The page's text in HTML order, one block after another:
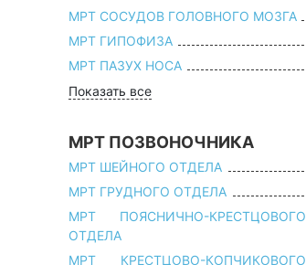
МРТ СОСУДОВ ГОЛОВНОГО МОЗГА
МРТ ГИПОФИЗА
МРТ ПАЗУХ НОСА
Показать все
МРТ ПОЗВОНОЧНИКА
МРТ ШЕЙНОГО ОТДЕЛА
МРТ ГРУДНОГО ОТДЕЛА
МРТ ПОЯСНИЧНО-КРЕСТЦОВОГО
ОТДЕЛА
МРТ КРЕСТЦОВО-КОПЧИКОВОГО